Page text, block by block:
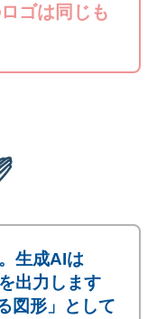
ゴは同じも
生成AIは
出力します
図形」として